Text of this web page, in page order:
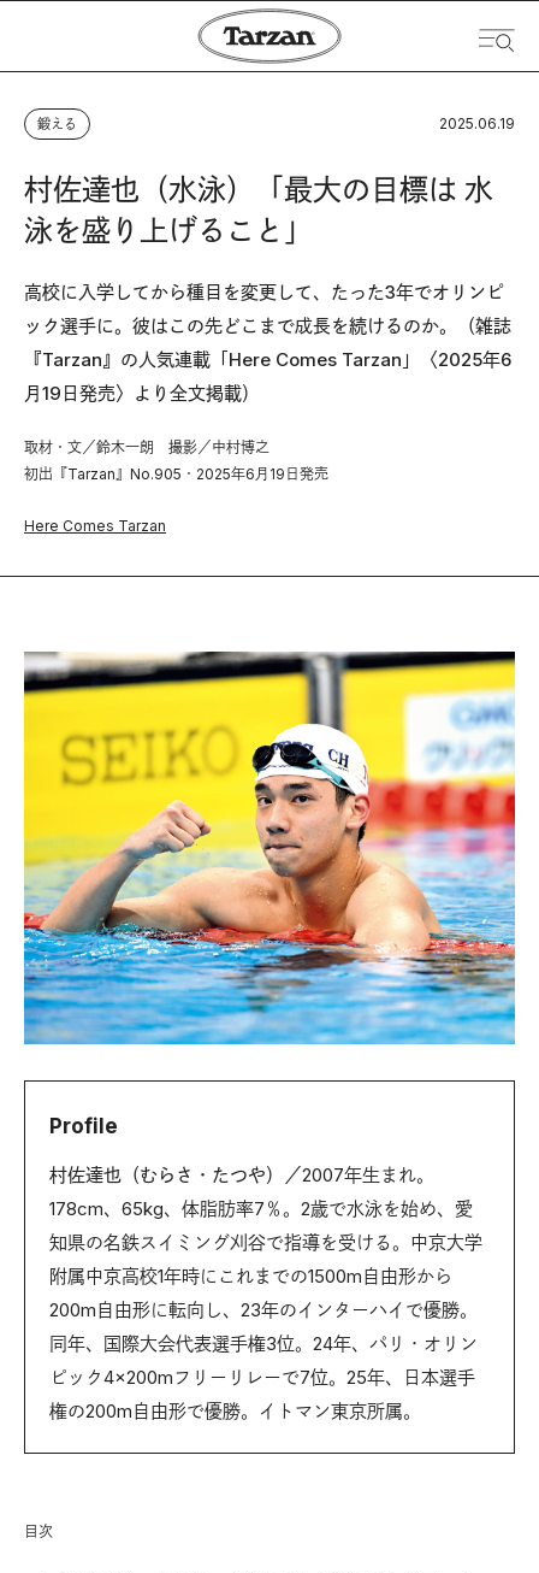
鍛える 2025.06.19
村佐達也（水泳）「最大の目標は 水
泳を盛り上げること」
高校に入学してから種目を変更して、たった3年でオリンピ
ック選手に。彼はこの先どこまで成長を続けるのか。（雑誌
『Tarzan』の人気連載「Here Comes Tarzan」〈2025年6
月19日発売〉より全文掲載）
取材・文／鈴木一朗 撮影／中村博之
初出『Tarzan』No.905・2025年6月19日発売
Here Comes Tarzan
Profile
村佐達也（むらさ・たつや）／2007年生まれ。
178cm、65kg、体脂肪率7％。2歳で水泳を始め、愛
知県の名鉄スイミング刈谷で指導を受ける。中京大学
附属中京高校1年時にこれまでの1500m自由形から
200m自由形に転向し、23年のインターハイで優勝。
同年、国際大会代表選手権3位。24年、パリ・オリン
ピック4×200mフリーリレーで7位。25年、日本選手
権の200m自由形で優勝。イトマン東京所属。
目次